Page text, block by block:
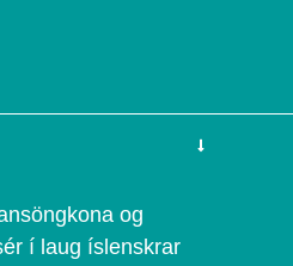
og
í laug íslenskrar